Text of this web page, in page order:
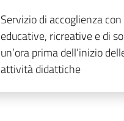
Servizio di accoglienza
educative, ricreative e di
un’ora prima dell’inizio
attività didattiche